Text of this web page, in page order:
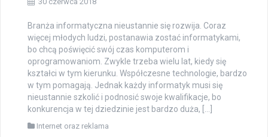
Branża informatyczna nieustannie się rozwija. Coraz
więcej młodych ludzi, postanawia zostać informatykami,
bo chcą poświęcić swój czas komputerom i
oprogramowaniom. Zwykle trzeba wielu lat, kiedy się
kształci w tym kierunku. Współczesne technologie, bardzo
w tym pomagają. Jednak każdy informatyk musi się
nieustannie szkolić i podnosić swoje kwalifikacje, bo
konkurencja w tej dziedzinie jest bardzo duża, […]
Internet oraz reklama